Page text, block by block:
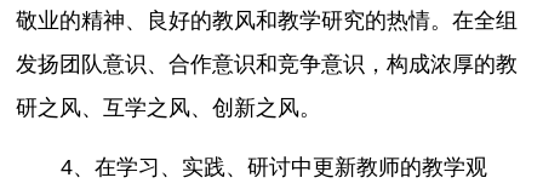
敬业的精神、良好的教风和教学研究的热情。在全组
发扬团队意识、合作意识和竞争意识，构成浓厚的教
研之风、互学之风、创新之风。
4、在学习、实践、研讨中更新教师的教学观